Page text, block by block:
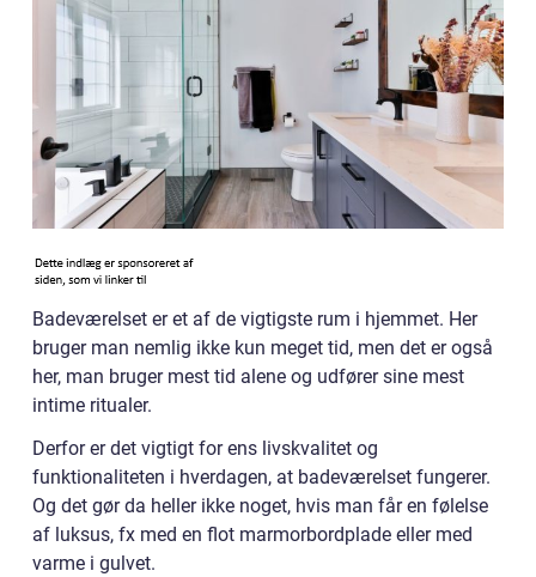
Badeværelset er et af de vigtigste rum i hjemmet. Her
bruger man nemlig ikke kun meget tid, men det er også
her, man bruger mest tid alene og udfører sine mest
intime ritualer.
Derfor er det vigtigt for ens livskvalitet og
funktionaliteten i hverdagen, at badeværelset fungerer.
Og det gør da heller ikke noget, hvis man får en følelse
af luksus, fx med en flot marmorbordplade eller med
varme i gulvet.